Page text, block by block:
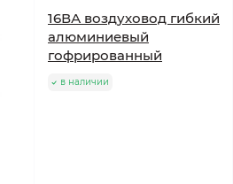
16ВА воздуховод гибкий
алюминиевый
гофрированный
в наличии